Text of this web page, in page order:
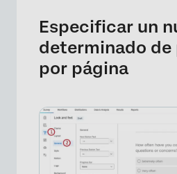
Especificar un
determinado de
por página